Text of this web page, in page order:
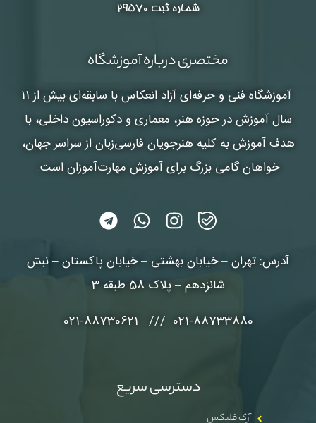
شماره ثبت ۲۹۵۷۰
مختصری درباره آموزشگاه
آموزشگاه فنی و حرفه‌ای آزاد انعکاس
با سابقه‌ای بیش از 11
سال آموزش در حوزه هنر، معماری و دکوراسیون داخلی، با
هدف آموزش به کلیه هنرجویان فارسی‌زبان از سراسر جهان،
خواهان گامی بزرگ برای آموزش مهارت‌آموزان است.
آدرس: تهران – خیابان بهشتی – خیابان پاکستان – نبش
شانزدهم – پلاک 58 طبقه 3
021-88733880 /// 021-88730621
دسترسی سریع
آرک فلیکس